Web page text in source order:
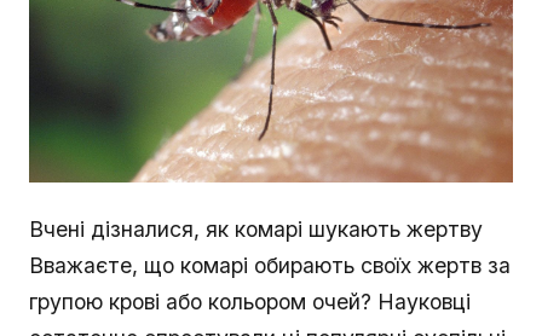
Вчені дізналися, як комарі шукають жертву
Вважаєте, що комарі обирають своїх жертв за
групою крові або кольором очей? Науковці